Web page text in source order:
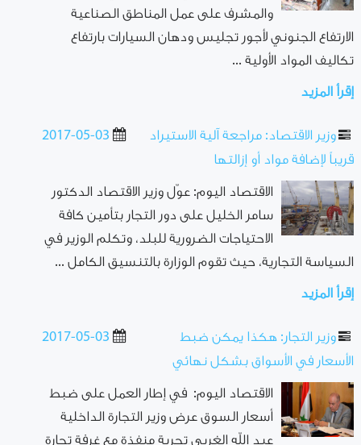
والمشرف على عمل المناطق الصناعية
الارتفاع الجنوني لأجور تجليس ودهان السيارات بارتفاع
تكاليف المواد الأولية ...
إقرأ المزيد
2017-05-03
وزير الاقتصاد: مراجعة آلية الاستيراد
قريباً لإضافة مواد أو إزالتها
الاقتصاد اليوم: عوّل وزير الاقتصاد الدكتور
سامر الخليل على دور التجار بتأمين كافة
الاحتياجات الضرورية للبلد، وتكلم الوزير في
السياسة التجارية، حيث تقوم الوزارة بالتنسيق الكامل ...
إقرأ المزيد
2017-05-03
وزير التجار: هكذا يمكن ضبط
الأسعار في الأسواق بشكل نهائي
الاقتصاد اليوم: في إطار العمل على ضبط
أسعار السوق عرض وزير التجارة الداخلية
عبد الله الغربي تجربة منفذة مع غرفة تجارة